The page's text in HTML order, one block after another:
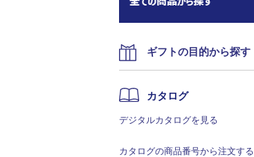
ギフトの目的から探す
カタログ
デジタルカタログを見る
カタログの商品番号から注文する